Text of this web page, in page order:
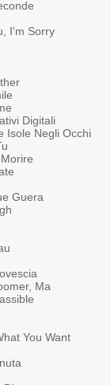
I'm Sorry
Digitali
Isole Negli Occhi
Guera
Ma
You Want